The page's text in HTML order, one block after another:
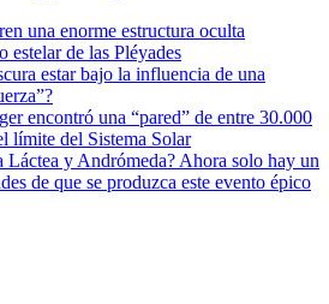
una enorme estructura oculta
estelar de las Pléyades
estar bajo la influencia de una
encontró una “pared” de entre 30.000
límite del Sistema Solar
Láctea y Andrómeda? Ahora solo hay un
de que se produzca este evento épico